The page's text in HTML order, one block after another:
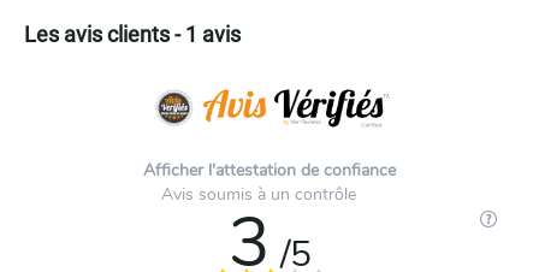
Les avis clients - 1 avis
Afficher l'attestation de confiance
Avis soumis à un contrôle
3/5